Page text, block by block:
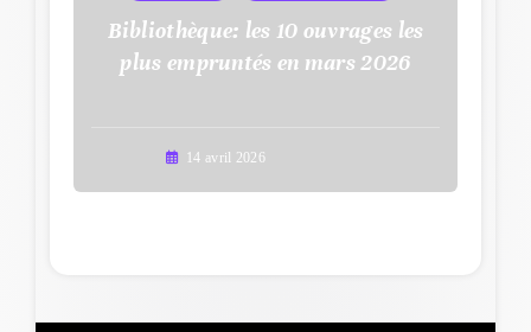
Bibliothèque: les 10 ouvrages les
plus empruntés en mars 2026
14 avril 2026